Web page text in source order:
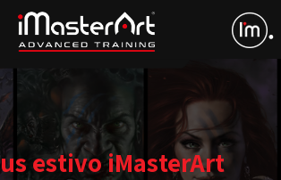
estivo iMasterArt